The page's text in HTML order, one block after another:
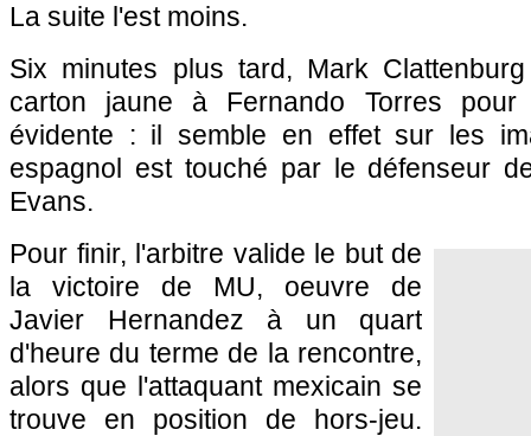
La suite l'est moins.
Six minutes plus tard, Mark
carton jaune à Fernando Torres
évidente : il semble en effet sur les
espagnol est touché par le défenseur
Evans.
Pour finir, l'arbitre valide le but de
la victoire de MU, oeuvre de
Javier Hernandez à un quart
d'heure du terme de la rencontre,
alors que l'attaquant mexicain se
trouve en position de hors-jeu.